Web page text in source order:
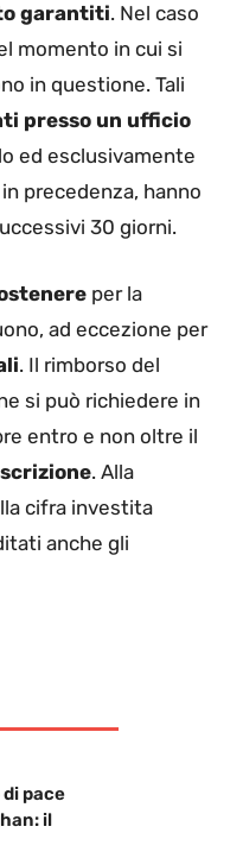
garantiti. Nel caso
momento in cui si
in questione. Tali
presso un ufficio
ed esclusivamente
precedenza, hanno
30 giorni.
per la
ad eccezione per
. Il rimborso del
si può richiedere in
entro e non oltre il
. Alla
cifra investita
anche gli
pace
il